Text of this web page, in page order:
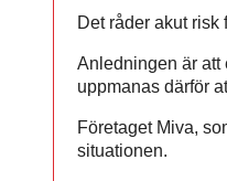
Det råder akut risk
Anledningen är att
uppmanas därför
Företaget Miva,
situationen.